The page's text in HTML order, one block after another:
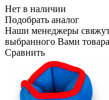
Нет в наличии
Подобрать аналог
Наши менеджеры
выбранного Вами
Сравнить